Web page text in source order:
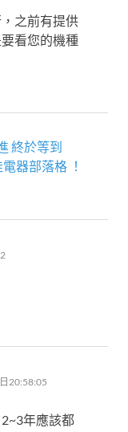
之前有提供
看您的機種
終於等到
器部落格 ！
20:58:05
年應該都